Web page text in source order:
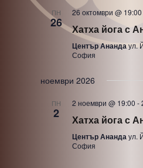
ПН
26
26 октомври @ 19:00
Хатха йога с
Център Анандаул.
София
ноември 2026
ПН
2
2 ноември @ 19:00 -
Хатха йога с
Център Анандаул.
София